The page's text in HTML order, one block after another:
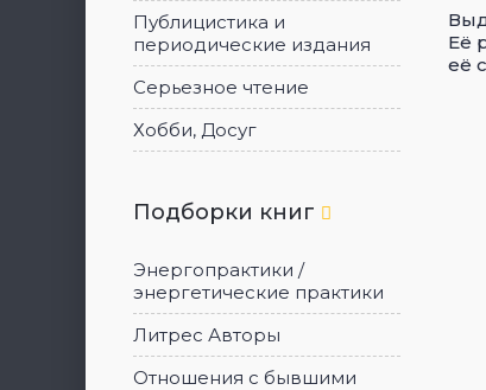
Публицистика и
периодические издания
Серьезное чтение
Хобби, Досуг
Подборки книг
Энергопрактики /
энергетические практики
Литрес Авторы
Отношения с бывшими
Её
её